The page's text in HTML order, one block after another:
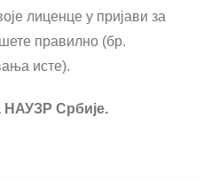
лиценце у пријави за
правилно (бр.
исте).
НАУЗР Србије.